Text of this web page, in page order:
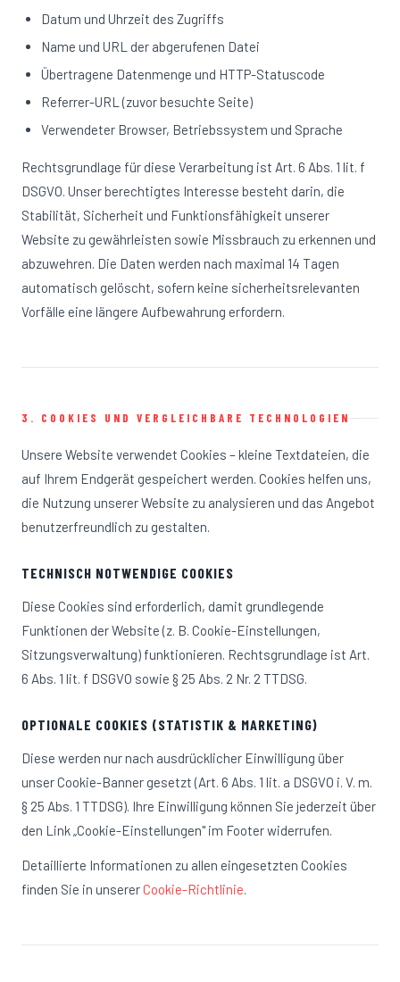
Datum und Uhrzeit des Zugriffs
Name und URL der abgerufenen Datei
Übertragene Datenmenge und HTTP-Statuscode
Referrer-URL (zuvor besuchte Seite)
Verwendeter Browser, Betriebssystem und Sprache
Rechtsgrundlage für diese Verarbeitung ist Art. 6 Abs. 1 lit. f
DSGVO. Unser berechtigtes Interesse besteht darin, die
Stabilität, Sicherheit und Funktionsfähigkeit unserer
Website zu gewährleisten sowie Missbrauch zu erkennen und
abzuwehren. Die Daten werden nach maximal 14 Tagen
automatisch gelöscht, sofern keine sicherheitsrelevanten
Vorfälle eine längere Aufbewahrung erfordern.
3. COOKIES UND VERGLEICHBARE TECHNOLOGIEN
Unsere Website verwendet Cookies – kleine Textdateien, die
auf Ihrem Endgerät gespeichert werden. Cookies helfen uns,
die Nutzung unserer Website zu analysieren und das Angebot
benutzerfreundlich zu gestalten.
TECHNISCH NOTWENDIGE COOKIES
Diese Cookies sind erforderlich, damit grundlegende
Funktionen der Website (z. B. Cookie-Einstellungen,
Sitzungsverwaltung) funktionieren. Rechtsgrundlage ist Art.
6 Abs. 1 lit. f DSGVO sowie § 25 Abs. 2 Nr. 2 TTDSG.
OPTIONALE COOKIES (STATISTIK & MARKETING)
Diese werden nur nach ausdrücklicher Einwilligung über
unser Cookie-Banner gesetzt (Art. 6 Abs. 1 lit. a DSGVO i. V. m.
§ 25 Abs. 1 TTDSG). Ihre Einwilligung können Sie jederzeit über
den Link „Cookie-Einstellungen" im Footer widerrufen.
Detaillierte Informationen zu allen eingesetzten Cookies
finden Sie in unsererCookie-Richtlinie.